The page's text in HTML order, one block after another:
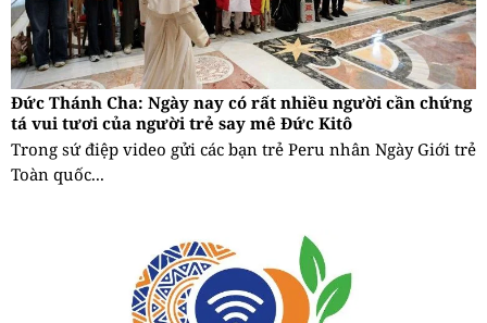
Đức Thánh Cha: Ngày nay có rất nhiều người cần chứng
tá vui tươi của người trẻ say mê Đức Kitô
Trong sứ điệp video gửi các bạn trẻ Peru nhân Ngày Giới trẻ
Toàn quốc...